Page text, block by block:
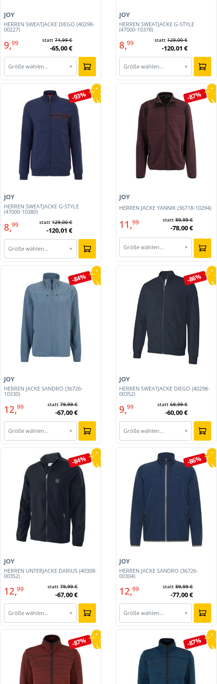
HERREN SWEATJACKE DIEGO (40298-
00227)
JOY
9,99 statt74,99 €
-65,00 €
Größe wählen… ▾
HERREN SWEATJACKE G-STYLE
(47000-10378)
JOY
8,99 statt129,00 €
-120,01 €
Größe wählen… ▾
-93%
HERREN SWEATJACKE G-STYLE
(47000-10380)
JOY
8,99 statt129,00 €
-120,01 €
Größe wählen… ▾
-87%
HERREN JACKE YANNIK (36718-10294)
JOY
11,99 statt89,99 €
-78,00 €
Größe wählen… ▾
-84%
HERREN JACKE SANDRO (36726-
10330)
JOY
12,99 statt79,99 €
-67,00 €
Größe wählen… ▾
-86%
HERREN SWEATJACKE DIEGO (40298-
00352)
JOY
9,99 statt69,99 €
-60,00 €
Größe wählen… ▾
-84%
HERREN UNTERJACKE DARIUS (40308-
00352)
JOY
12,99 statt79,99 €
-67,00 €
Größe wählen… ▾
-86%
HERREN JACKE SANDRO (36726-
00304)
JOY
12,99 statt89,99 €
-77,00 €
Größe wählen… ▾
-87% -87%